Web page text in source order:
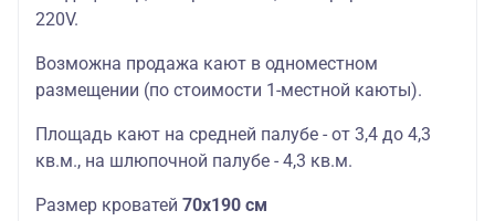
220V.
Возможна продажа кают в одноместном
размещении (по стоимости 1-местной каюты).
Площадь кают на средней палубе - от 3,4 до 4,3
кв.м., на шлюпочной палубе - 4,3 кв.м.
Размер кроватей 70х190 см